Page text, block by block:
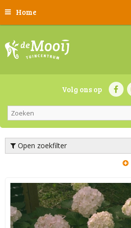
Home
Volg ons op
Open zoekfilter